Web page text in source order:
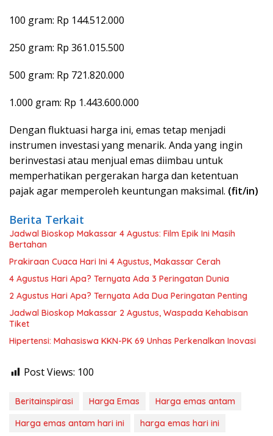
100 gram: Rp 144.512.000
250 gram: Rp 361.015.500
500 gram: Rp 721.820.000
1.000 gram: Rp 1.443.600.000
Dengan fluktuasi harga ini, emas tetap menjadi
instrumen investasi yang menarik. Anda yang ingin
berinvestasi atau menjual emas diimbau untuk
memperhatikan pergerakan harga dan ketentuan
pajak agar memperoleh keuntungan maksimal. (fit/in)
Berita Terkait
Jadwal Bioskop Makassar 4 Agustus: Film Epik Ini Masih
Bertahan
Prakiraan Cuaca Hari Ini 4 Agustus, Makassar Cerah
4 Agustus Hari Apa? Ternyata Ada 3 Peringatan Dunia
2 Agustus Hari Apa? Ternyata Ada Dua Peringatan Penting
Jadwal Bioskop Makassar 2 Agustus, Waspada Kehabisan
Tiket
Hipertensi: Mahasiswa KKN-PK 69 Unhas Perkenalkan Inovasi
Post Views: 100
Beritainspirasi Harga Emas
Harga emas antam
Harga emas antam hari ini
harga emas hari ini